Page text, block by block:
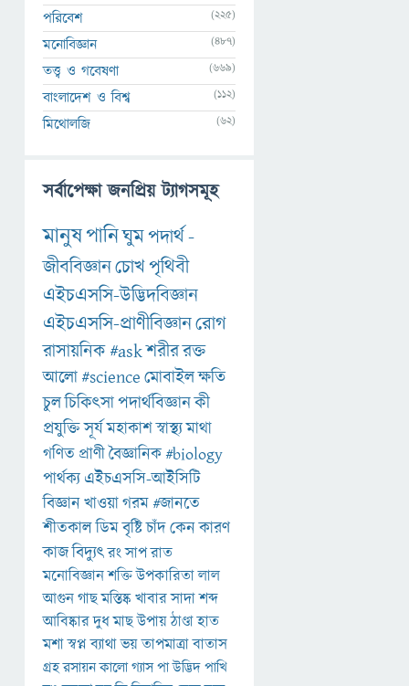
পরিবেশ (225)
মনোবিজ্ঞান (487)
তত্ত্ব ও গবেষণা (669)
বাংলাদেশ ও বিশ্ব (112)
মিথোলজি (62)
সর্বাপেক্ষা জনপ্রিয় ট্যাগসমূহ
মানুষপানিঘুমপদার্থ-
জীববিজ্ঞানচোখপৃথিবী
এইচএসসি-উদ্ভিদবিজ্ঞান
এইচএসসি-প্রাণীবিজ্ঞানরোগ
রাসায়নিক#askশরীররক্ত
আলো#scienceমোবাইলক্ষতি
চুলচিকিৎসাপদার্থবিজ্ঞানকী
প্রযুক্তিসূর্যমহাকাশস্বাস্থ্যমাথা
গণিত প্রাণীবৈজ্ঞানিক#biology
পার্থক্য এইচএসসি-আইসিটি
বিজ্ঞানখাওয়াগরম#জানতে
শীতকালডিমবৃষ্টিচাঁদকেনকারণ
কাজবিদ্যুৎরংসাপরাত
মনোবিজ্ঞানশক্তিউপকারিতালাল
আগুনগাছমস্তিষ্কখাবারসাদাশব্দ
আবিষ্কারদুধমাছউপায়ঠাণ্ডাহাত
মশাস্বপ্নব্যাথাভয়তাপমাত্রাবাতাস
গ্রহরসায়নকালোগ্যাসপাউদ্ভিদপাখি